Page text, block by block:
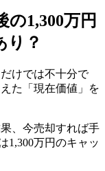
の1,300万円
り？
けでは不十分で
た「現在価値」を
、今売却すれば手
1,300万円のキャッ